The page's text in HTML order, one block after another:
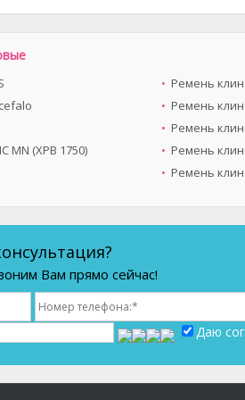
Ремень
Ремень
Ремень
MN (XPB 1750)
Ремень
Ремень
Вам прямо сейчас!
Даю